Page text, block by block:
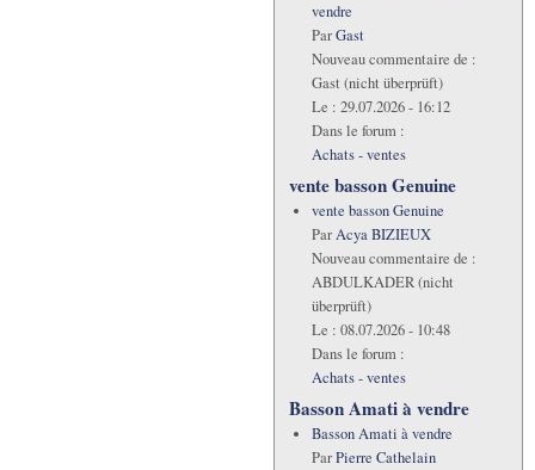
vendre
ParGast
Nouveau commentaire de :
Gast (nicht überprüft)
Le : 29.07.2026 - 16:12
Dans le forum :
Achats - ventes
vente basson Genuine
vente basson Genuine
ParAcya BIZIEUX
Nouveau commentaire de :
ABDULKADER (nicht
überprüft)
Le : 08.07.2026 - 10:48
Dans le forum :
Achats - ventes
Basson Amati à vendre
Basson Amati à vendre
ParPierre Cathelain